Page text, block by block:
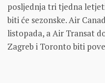
posljednja tri tjedna
biti će sezonske. Air
listopada, a Air Transat
Zagreb i Toronto biti